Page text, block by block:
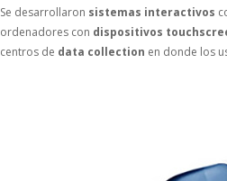
Se desarrollaron sistemas interactivos
ordenadores con dispositivos
centros de data collection en donde los